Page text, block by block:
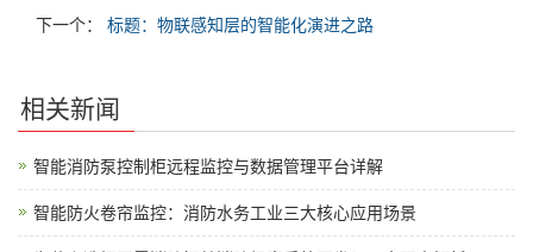
下一个：
标题：物联感知层的智能化演进之路
相关新闻
智能消防泵控制柜远程监控与数据管理平台详解
智能防火卷帘监控：消防水务工业三大核心应用场景